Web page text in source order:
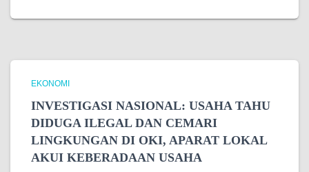
EKONOMI
INVESTIGASI NASIONAL: USAHA TAHU
DIDUGA ILEGAL DAN CEMARI
LINGKUNGAN DI OKI, APARAT LOKAL
AKUI KEBERADAAN USAHA